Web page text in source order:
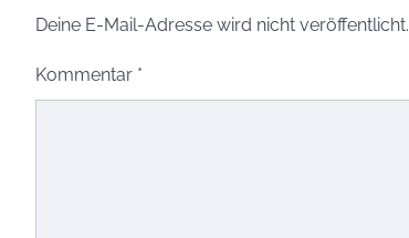
Deine E-Mail-Adresse wird nicht veröffentlicht.
Kommentar *